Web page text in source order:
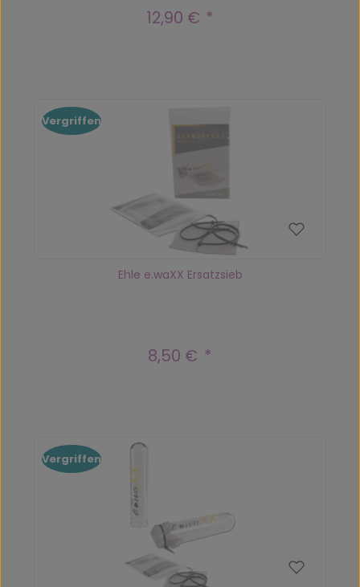
Regulärer Preis:
12,90 €
Vergriffen
Ehle e.waXX Ersatzsieb
Regulärer Preis:
8,50 €
Vergriffen